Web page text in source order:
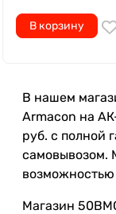
В корзину
В нашем
Armacon на
руб. с полной
самовывозом.
Магазин